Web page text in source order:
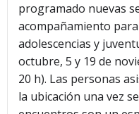
programado nuevas
acompañamiento
adolescencias y
octubre, 5 y 19 de
20 h). Las personas
la ubicación una vez